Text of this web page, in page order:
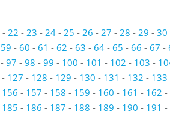
- 22 - 23 - 24 - 25 - 26 - 27 - 28 - 29 - 30
59 - 60 - 61 - 62 - 63 - 64 - 65 - 66 - 67 -
- 97 - 98 - 99 - 100 - 101 - 102 - 103 -
- 127 - 128 - 129 - 130 - 131 - 132 - 133
156 - 157 - 158 - 159 - 160 - 161 - 162 -
185 - 186 - 187 - 188 - 189 - 190 - 191 -